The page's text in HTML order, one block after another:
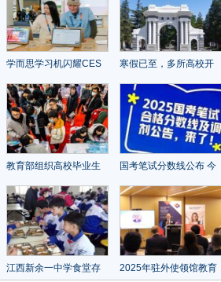
学而思学习机闪耀CES
2025，斩获“TWICE
Picks”大奖
寒假已至，多所高校开
门迎客，如何让游客“校
内游”不虚此行？
教育部组织高校毕业生
促就业行动
国考笔试分数线公布 今
起报名调剂
江西新余一中学食堂存 2025年驻外使领馆教育